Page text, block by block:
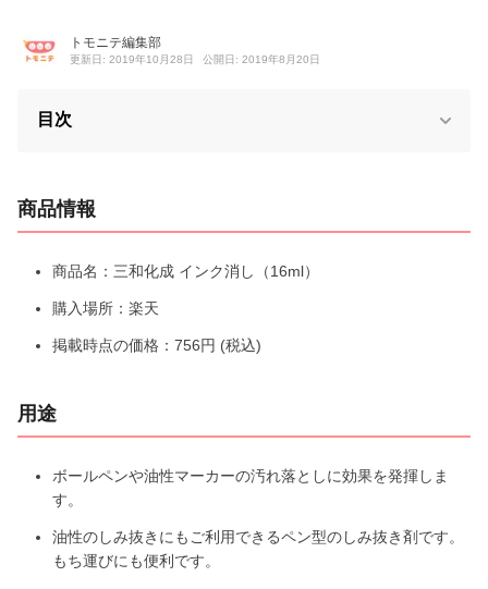
トモニテ編集部
更新日: 2019年10月28日 公開日: 2019年8月20日
目次
商品情報
商品名：三和化成 インク消し（16ml）
購入場所：楽天
掲載時点の価格：756円 (税込)
用途
ボールペンや油性マーカーの汚れ落としに効果を発揮しま
す。
油性のしみ抜きにもご利用できるペン型のしみ抜き剤です。
もち運びにも便利です。